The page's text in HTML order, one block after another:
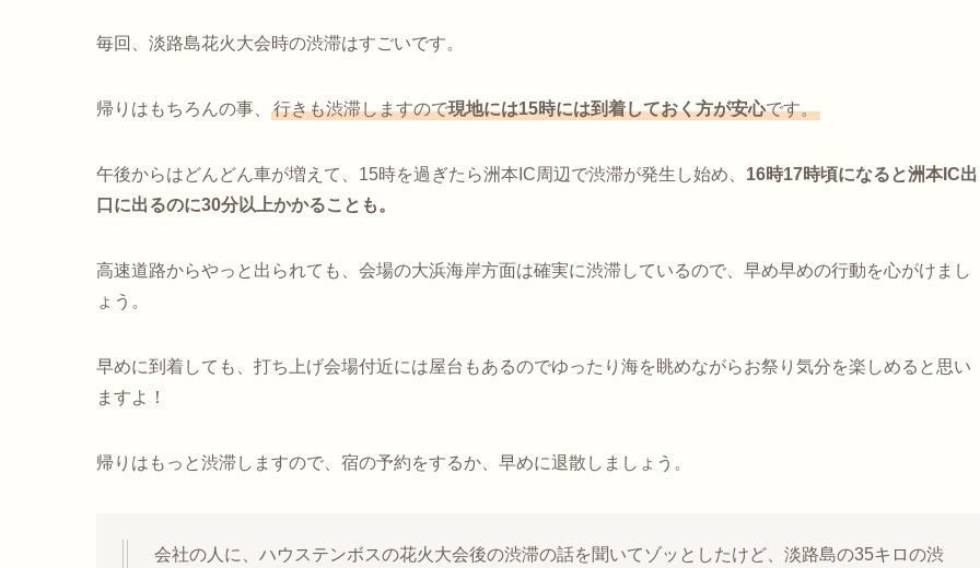
毎回、淡路島花火大会時の渋滞はすごいです。
帰りはもちろんの事、 行きも渋滞しますので現地には15時には到着しておく方が安心です。
午後からはどんどん車が増えて、15時を過ぎたら洲本IC周辺で渋滞が発生し始め、 16時17時頃になると洲本IC出
口に出るのに30分以上かかることも。
高速道路からやっと出られても、会場の大浜海岸方面は確実に渋滞しているので、早め早めの行動を心がけまし
ょう。
早めに到着しても、打ち上げ会場付近には屋台もあるのでゆったり海を眺めながらお祭り気分を楽しめると思い
ますよ！
帰りはもっと渋滞しますので、宿の予約をするか、早めに退散しましょう。
会社の人に、ハウステンボスの花火大会後の渋滞の話を聞いてゾッとしたけど、淡路島の35キロの渋